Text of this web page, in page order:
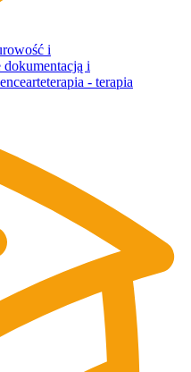
i
i
arteterapia - terapia